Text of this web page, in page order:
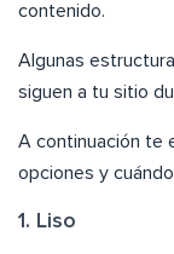
contenido.
Algunas
siguen a tu sitio
A continuación te
opciones y
1. Liso